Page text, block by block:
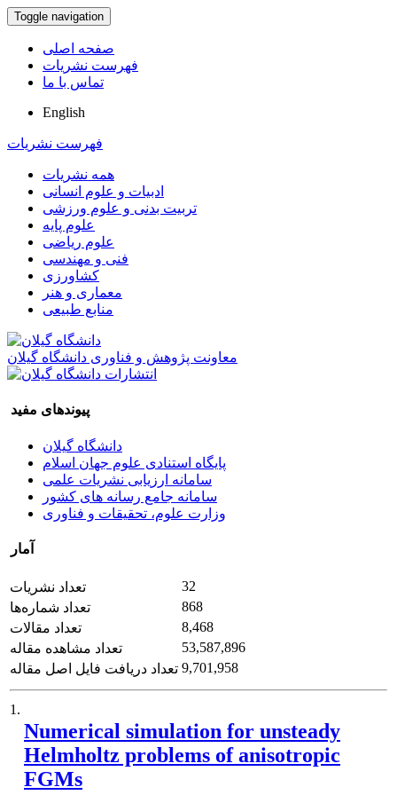
Toggle navigation
صفحه اصلی
فهرست نشریات
تماس با ما
English
فهرست نشریات
همه نشریات
ادبیات و علوم انسانی
تربیت بدنی و علوم ورزشی
علوم پایه
علوم ریاضی
فنی و مهندسی
کشاورزی
معماری و هنر
منابع طبیعی
معاونت پژوهش و فناوری دانشگاه گیلان
پیوندهای مفید
دانشگاه گیلان
پایگاه استنادی علوم جهان اسلام
سامانه ارزیابی نشریات علمی
سامانه جامع رسانه های کشور
وزارت علوم، تحقیقات و فناوری
آمار
تعداد نشریات
32
تعداد شماره‌ها
868
تعداد مقالات
8,468
تعداد مشاهده مقاله
53,587,896
تعداد دریافت فایل اصل مقاله 9,701,958
1.
Numerical simulation for unsteady
Helmholtz problems of anisotropic
FGMs